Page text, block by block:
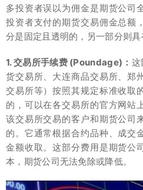
多投资者误以为佣金是期货公司
投资者支付的期货交易佣金总额
分是固定且透明的，另一部分则具
1. 交易所手续费 (Poundage)： 这
货交易所、大连商品交易所、郑
交易所等）按照其规定标准收取
的，可以在各交易所的官方网站
该交易所交易的客户和期货公司
的。它通常根据合约品种、成交
金额收取。这部分费用是期货公
本，期货公司无法免除或降低。